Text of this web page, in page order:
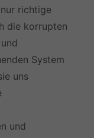
richtige
die korrupten
System
uns
und